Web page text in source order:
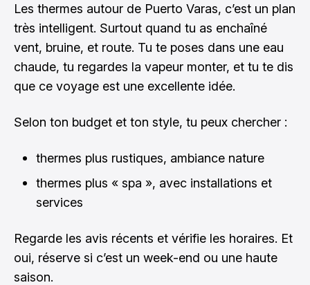
Les thermes autour de Puerto Varas, c’est un plan
très intelligent. Surtout quand tu as enchaîné
vent, bruine, et route. Tu te poses dans une eau
chaude, tu regardes la vapeur monter, et tu te dis
que ce voyage est une excellente idée.
Selon ton budget et ton style, tu peux chercher :
thermes plus rustiques, ambiance nature
thermes plus « spa », avec installations et
services
Regarde les avis récents et vérifie les horaires. Et
oui, réserve si c’est un week-end ou une haute
saison.